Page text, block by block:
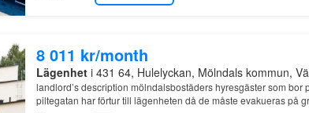
8 011 kr/month
Lägenheti 431 64, Hulelyckan, Mölndals kommun,
landlord’s description mölndalsbostäders hyresgäster som bor
piltegatan har förtur till lägenheten då de måste evakueras på